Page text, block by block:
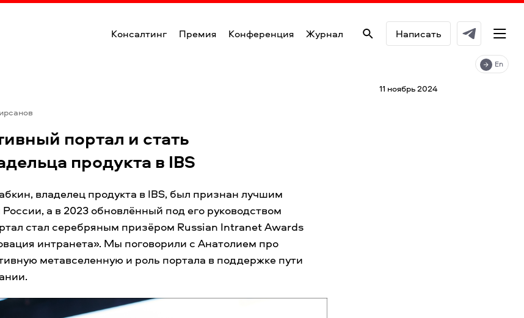
Написать
Консалтинг Премия Конференция Журнал
En
11 ноябрь 2024
портал и стать
продукта в IBS
владелец продукта в IBS, был признан лучшим
а в 2023 обновлённый под его руководством
стал серебряным призёром Russian Intranet Awards
интранета». Мы поговорили с Анатолием про
метавселенную и роль портала в поддержке пути